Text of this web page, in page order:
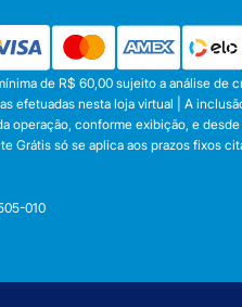
de R$ 60,00 sujeito a análise de
efetuadas nesta loja virtual | A
operação, conforme exibição, e
Grátis só se aplica aos prazos fixos
010